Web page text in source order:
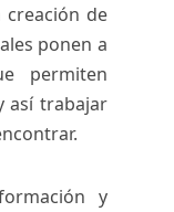
creación de
ponen a
permiten
así trabajar
y